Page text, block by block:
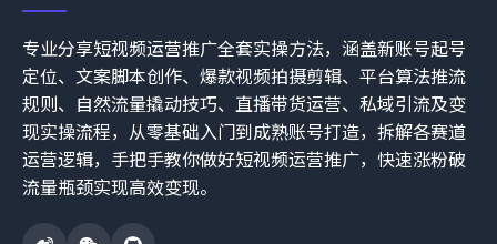
专业分享短视频运营推广全套实操方法，涵盖新账号起号
定位、文案脚本创作、爆款视频拍摄剪辑、平台算法推流
规则、自然流量撬动技巧、直播带货运营、私域引流及变
现实操流程，从零基础入门到成熟账号打造，拆解各赛道
运营逻辑，手把手教你做好短视频运营推广，快速涨粉破
流量瓶颈实现高效变现。